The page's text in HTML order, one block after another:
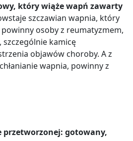
który wiąże wapń zawarty
szczawian wapnia, który
osoby z reumatyzmem,
szczególnie kamicę
objawów choroby. A z
wapnia, powinny z
przetworzonej: gotowany,